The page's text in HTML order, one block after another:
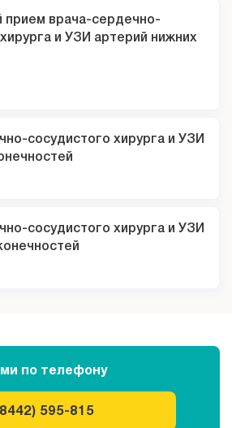
прием врача-сердечно-
и УЗИ артерий нижних
сосудистого хирурга и УЗИ
сосудистого хирурга и УЗИ
по телефону
595-815